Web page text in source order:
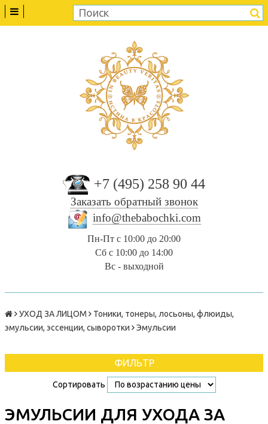
+7 (495) 258 90 44
Заказать обратный звонок
info@thebabochki.com
Пн-Пт с 10:00 до 20:00
Сб с 10:00 до 14:00
Вс - выходной
УХОД ЗА ЛИЦОМ
Тоники, тонеры, лосьоны, флюиды,
эмульсии, эссенции, сыворотки
Эмульсии
ФИЛЬТР
Сортировать
ЭМУЛЬСИИ ДЛЯ УХОДА ЗА